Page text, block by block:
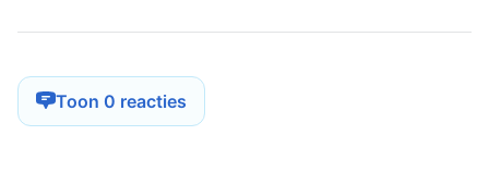
Toon 0 reacties